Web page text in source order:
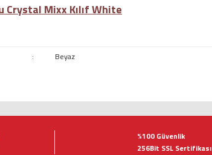
Crystal Mixx Kılıf White
: Beyaz
%100 Güvenlik
256Bit SSL Sertifikası